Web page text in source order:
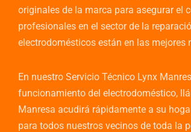
originales de la marca para asegurar el
profesionales en el sector de la
electrodomésticos están en las mejores
En nuestro Servicio Técnico Lynx
funcionamiento del electrodoméstico,
Manresa acudirá rápidamente a su
para todos nuestros vecinos de toda la